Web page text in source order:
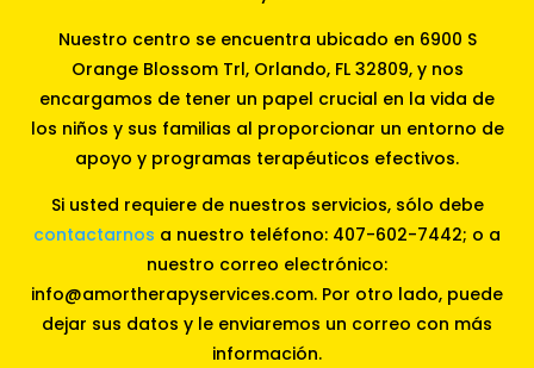
Nuestro centro se encuentra ubicado en 6900 S
Orange Blossom Trl, Orlando, FL 32809, y nos
encargamos de tener un papel crucial en la vida de
los niños y sus familias al proporcionar un entorno de
apoyo y programas terapéuticos efectivos.
Si usted requiere de nuestros servicios, sólo debe
contactarnos a nuestro teléfono: 407-602-7442; o a
nuestro correo electrónico:
info@amortherapyservices.com. Por otro lado, puede
dejar sus datos y le enviaremos un correo con más
información.